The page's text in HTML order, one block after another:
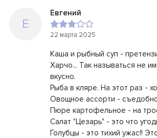
Е
Евгений
22 марта 2025
Каша и рыбный суп -
Харчо... Так называться не
вкусно.
Рыба в кляре. На этот раз -
Овощное ассорти -
Пюре картофельное - на
Салат "Цезарь" - это что
Голубцы - это тихий ужас!!